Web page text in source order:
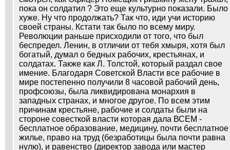
пока он солдатил ? Это еще культурно показали. Было
хуже. Ну что продолжать? Так что, иди учи историю
своей страны. Кстати так было по всему миру.
Революции раньше присходили от того, что был
беспредел. Ленин, в отличии от тебя хмыря, хотя был
богатый, думал о бедных рабочих, крестьянах, и
солдатах. Также как Л. Толстой, который раздал свое
имение. Благодаря Советской Власти все рабочие в
мире постепенно получили 8 часовой рабочий день,
профсоюзы, была ликвидирована монархия в
западных странах, и многое другое. По всем этим
причинам крестьяне, рабочие и солдаты были на
стороне совесткой власти которая дала ВСЕМ -
бесплатное образование, медицину, почти бесплатное
жилье, право на труд (безработицы была почти равна
нулю), и равенство (директор завода или мастер